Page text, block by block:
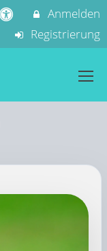
Anmelden
Registrierung